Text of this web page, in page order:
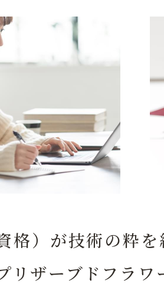
格）が技術の粋
リザーブドフラ